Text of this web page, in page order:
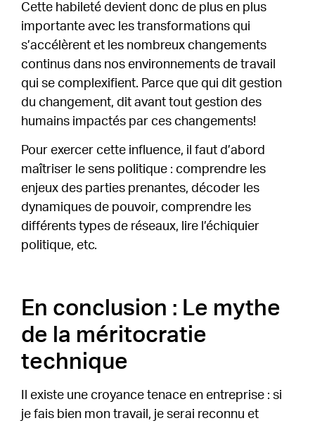
Cette habileté devient donc de plus en plus
importante avec les transformations qui
s’accélèrent et les nombreux changements
continus dans nos environnements de travail
qui se complexifient. Parce que qui dit gestion
du changement, dit avant tout gestion des
humains impactés par ces changements!
Pour exercer cette influence, il faut d’abord
maîtriser le sens politique : comprendre les
enjeux des parties prenantes, décoder les
dynamiques de pouvoir, comprendre les
différents types de réseaux, lire l’échiquier
politique, etc.
En conclusion : Le mythe
de la méritocratie
technique
Il existe une croyance tenace en entreprise : si
je fais bien mon travail, je serai reconnu et